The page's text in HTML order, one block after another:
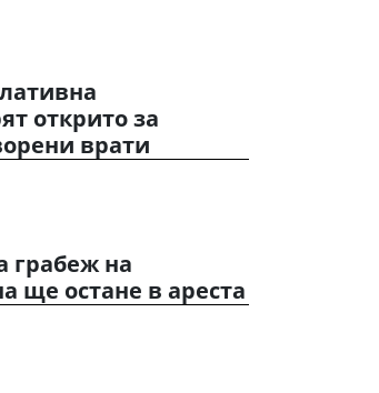
открито за
врати
грабеж на
ще остане в ареста